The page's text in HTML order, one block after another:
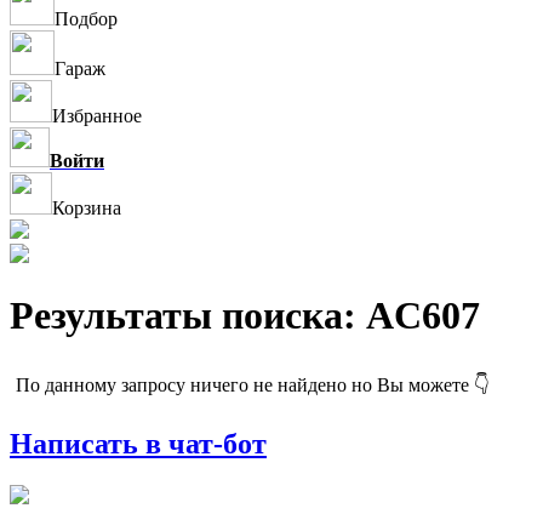
Подбор
Гараж
Избранное
Войти
Корзина
Результаты поиска: AC607
По данному запросу ничего не найдено но Вы можете 👇
Написать в чат-бот